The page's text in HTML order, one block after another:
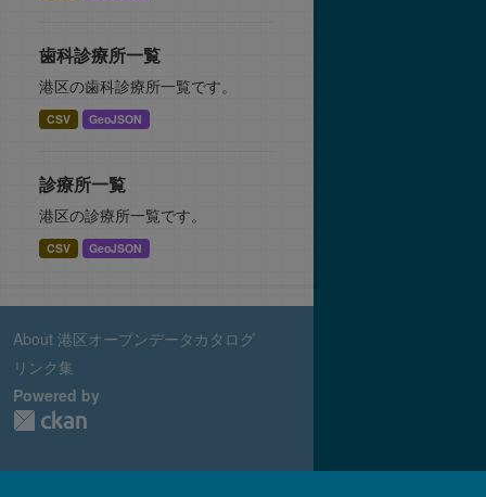
歯科診療所一覧
港区の歯科診療所一覧です。
CSV GeoJSON
診療所一覧
港区の診療所一覧です。
CSV GeoJSON
About 港区オープンデータカタログ
リンク集
Powered by